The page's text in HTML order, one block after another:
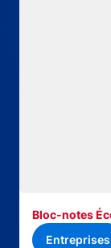
Bloc-notes
Entreprises